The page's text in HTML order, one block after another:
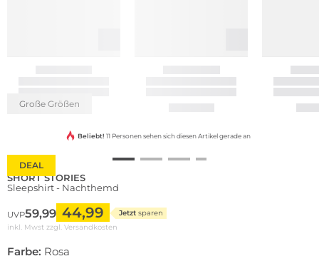
DEAL
Große Größen
Beliebt! 11 Personen sehen sich diesen Artikel gerade an
SHORT STORIES
Sleepshirt - Nachthemd
UVP59,99 44,99 Jetzt sparen
inkl. Mwst zzgl. Versandkosten
Farbe: Rosa